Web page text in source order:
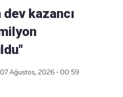
kazancı
07 Ağustos, 2026 - 00:59